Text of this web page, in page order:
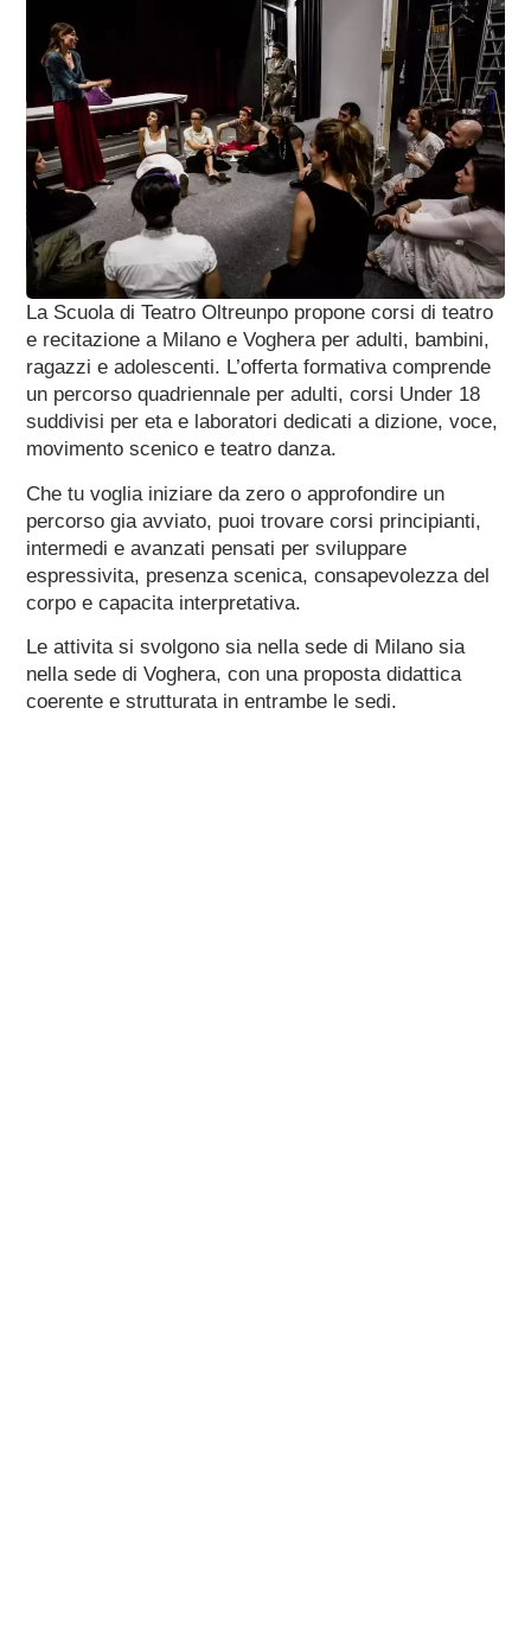
La Scuola di Teatro Oltreunpo propone corsi di teatro
e recitazione a Milano e Voghera per adulti, bambini,
ragazzi e adolescenti. L’offerta formativa comprende
un percorso quadriennale per adulti, corsi Under 18
suddivisi per eta e laboratori dedicati a dizione, voce,
movimento scenico e teatro danza.
Che tu voglia iniziare da zero o approfondire un
percorso gia avviato, puoi trovare corsi principianti,
intermedi e avanzati pensati per sviluppare
espressivita, presenza scenica, consapevolezza del
corpo e capacita interpretativa.
Le attivita si svolgono sia nella sede di Milano sia
nella sede di Voghera, con una proposta didattica
coerente e strutturata in entrambe le sedi.